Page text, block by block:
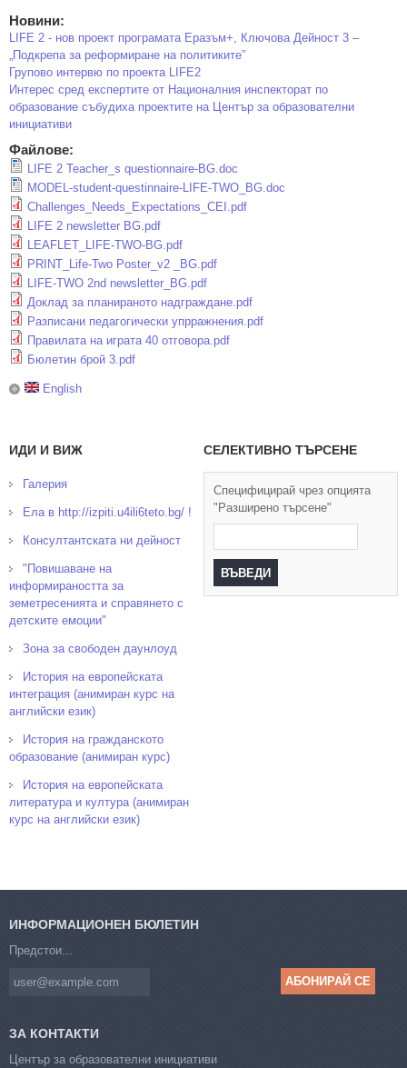
Новини:
LIFE 2 - нов проект програмата Еразъм+, Ключова Дейност 3 –
„Подкрепа за реформиране на политиките”
Групово интервю по проектa LIFE2
Интерес сред експертите от Националния инспекторат по
образование събудиха проектите на Център за образователни
инициативи
Файлове:
LIFE 2 Teacher_s questionnaire-BG.doc
MODEL-student-questinnaire-LIFE-TWO_BG.doc
Challenges_Needs_Expectations_CEI.pdf
LIFE 2 newsletter BG.pdf
LEAFLET_LIFE-TWO-BG.pdf
PRINT_Life-Two Poster_v2 _BG.pdf
LIFE-TWO 2nd newsletter_BG.pdf
Доклад за планираното надграждане.pdf
Разписани педагогически упрражнения.pdf
Правилата на играта 40 отговора.pdf
Бюлетин брой 3.pdf
English
ИДИ И ВИЖ
Галерия
Ела в http://izpiti.u4ili6teto.bg/ !
Консултантската ни дейност
"Повишаване на
информираността за
земетресенията и справянето с
детските емоции"
Зона за свободен даунлоуд
История на европейската
интеграция (анимиран курс на
английски език)
История на гражданското
образование (анимиран курс)
История на европейската
литература и култура (анимиран
курс на английски език)
СЕЛЕКТИВНО ТЪРСЕНЕ
Специфицирай чрез опцията
"Разширено търсене"
ИНФОРМАЦИОНЕН БЮЛЕТИН
Предстои...
ЗА КОНТАКТИ
Център за образователни инициативи